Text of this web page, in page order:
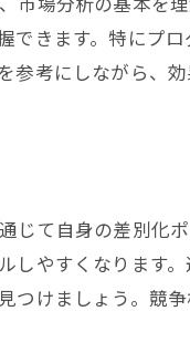
の構築
させるための市場
ームワーク
マッチング
要性
きます。特にプ
考にしながら、
て自身の差別化
やすくなります
けましょう。競